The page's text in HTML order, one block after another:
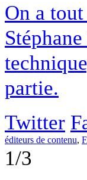
On a
partie.
Twitter
éditeurs de contenu,
1/3